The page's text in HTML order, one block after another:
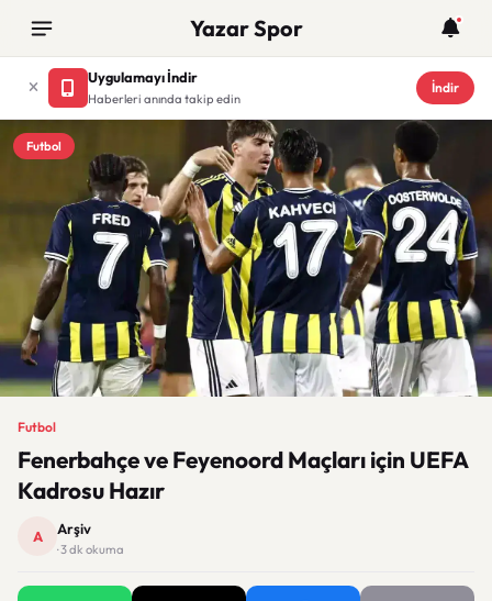
Yazar Spor
Uygulamayı İndir
Haberleri anında takip edin
İndir
Futbol
Futbol
Fenerbahçe ve Feyenoord Maçları için UEFA
Kadrosu Hazır
A Arşiv
· 3 dk okuma